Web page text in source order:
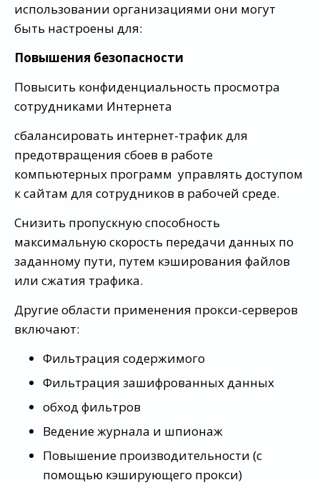
использовании организациями они могут
быть настроены для:
Повышения безопасности
Повысить конфиденциальность просмотра
сотрудниками Интернета
сбалансировать интернет-трафик для
предотвращения сбоев в работе
компьютерных программ управлять доступом
к сайтам для сотрудников в рабочей среде.
Снизить пропускную способность
максимальную скорость передачи данных по
заданному пути, путем кэширования файлов
или сжатия трафика.
Другие области применения прокси-серверов
включают:
Фильтрация содержимого
Фильтрация зашифрованных данных
обход фильтров
Ведение журнала и шпионаж
Повышение производительности (с
помощью кэширующего прокси)